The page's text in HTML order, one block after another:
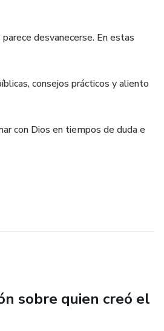
desvanecerse. En estas
consejos prácticos y aliento
con Dios en tiempos de duda e
sobre quien creó el